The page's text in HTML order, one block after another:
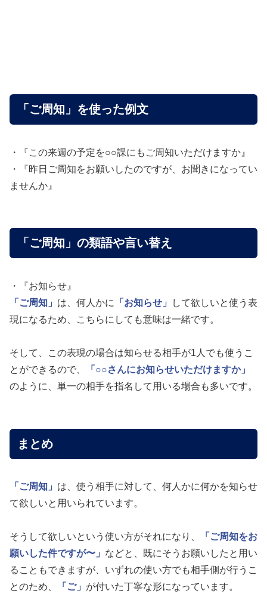
「ご周知」を使った例文
・『この来週の予定を○○課にもご周知いただけますか』
・『昨日ご周知をお願いしたのですが、お聞きになってい
ませんか』
「ご周知」の類語や言い替え
・『お知らせ』
「ご周知」 は、何人かに 「お知らせ」
して欲しいと使う表
現になるため、こちらにしても意味は一緒です。
そして、この表現の場合は知らせる相手が1人でも使うこ
とができるので、
「○○さんにお知らせいただけますか」
のように、単一の相手を指名して用いる場合も多いです。
まとめ
「ご周知」 は、使う相手に対して、何人かに何かを知らせ
て欲しいと用いられています。
そうして欲しいという使い方がそれになり、
「ご周知をお
願いした件ですが〜」 などと、既にそうお願いしたと用い
ることもできますが、いずれの使い方でも相手側が行うこ
とのため、
「ご」 が付いた丁寧な形になっています。